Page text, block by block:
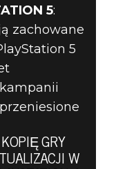
5:
zachowane
5
GRY
W